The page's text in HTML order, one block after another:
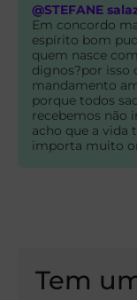
@STEFANE
Em concordo
espírito bom
quem nasce
dignos?por isso
mandamento
porque todos
recebemos não
acho que a vida
importa muito
Tem